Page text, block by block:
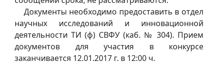
Документы необходимо предоставить в отдел
научных исследований и инновационной
деятельности ТИ (ф) СВФУ (каб. № 304). Прием
документов для участия в конкурсе
заканчивается 12.01.2017 г. в 12:00 ч.